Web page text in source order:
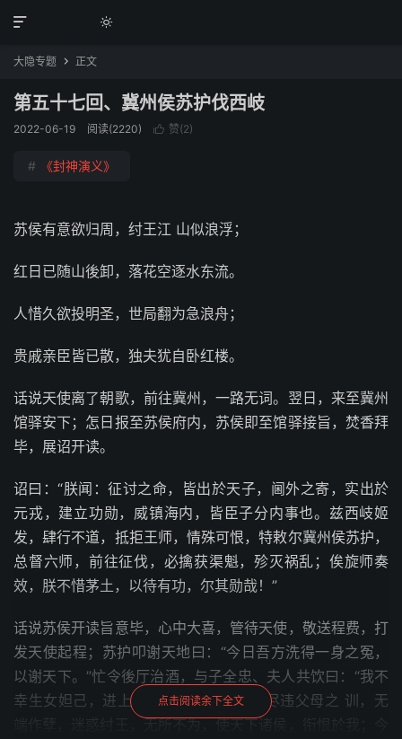


大隐专题  正文
第五十七回、冀州侯苏护伐西岐
2022-06-19 阅读(2220)  赞(2)
# 《封神演义》
苏侯有意欲归周，纣王江 山似浪浮；
红日已随山後卸，落花空逐水东流。
人惜久欲投明圣，世局翻为急浪舟；
贵戚亲臣皆已散，独夫犹自卧红楼。
话说天使离了朝歌，前往冀州，一路无词。翌日，来至冀州
馆驿安下；怎日报至苏侯府内，苏侯即至馆驿接旨，焚香拜
毕，展诏开读。
诏曰：“朕闻：征讨之命，皆出於天子，阃外之寄，实出於
元戎，建立功勋，威镇海内，皆臣子分内事也。兹西岐姬
发，肆行不道，抵拒王师，情殊可恨，特敕尔冀州侯苏护，
总督六师，前往征伐，必擒获渠魁，殄灭祸乱；俟旋师奏
效，朕不惜茅土，以待有功，尔其勋哉！”
话说苏侯开读旨意毕，心中大喜，管待天使，敬送程费，打
发天使起程；苏护叩谢天地曰：“今日吾方洗得一身之冤，
以谢天下。”忙令後厅治酒，与子全忠、夫人共饮曰：“我不
幸生女妲己，进上朝歌，谁想这贱人，尽违父母之 训，无
点击阅读余下全文